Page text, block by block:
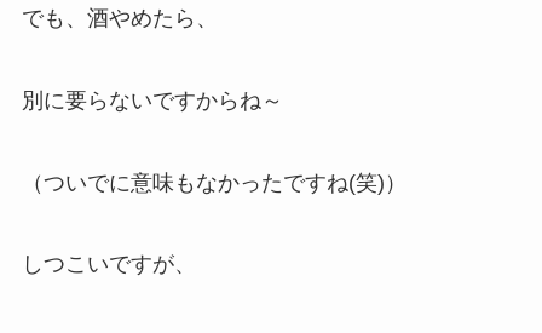
でも、酒やめたら、
別に要らないですからね～
（ついでに意味もなかったですね(笑)）
しつこいですが、